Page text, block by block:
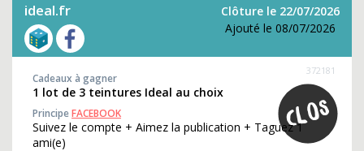
ideal.fr
Clôture le 22/07/2026
Ajouté le 08/07/2026
372181
Cadeaux à gagner
1 lot de 3 teintures Ideal au choix
PrincipeFACEBOOK
Suivez le compte + Aimez la publication + Taguez 1
ami(e)